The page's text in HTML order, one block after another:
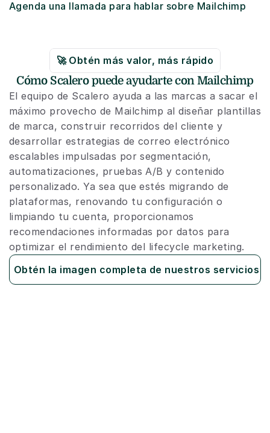
Agenda una llamada para hablar sobre Mailchimp
🚀 Obtén más valor, más rápido
Cómo Scalero puede ayudarte con Mailchimp
El equipo de Scalero ayuda a las marcas a sacar el
máximo provecho de Mailchimp al diseñar plantillas
de marca, construir recorridos del cliente y
desarrollar estrategias de correo electrónico
escalables impulsadas por segmentación,
automatizaciones, pruebas A/B y contenido
personalizado. Ya sea que estés migrando de
plataformas, renovando tu configuración o
limpiando tu cuenta, proporcionamos
recomendaciones informadas por datos para
optimizar el rendimiento del lifecycle marketing.
Obtén la imagen completa de nuestros servicios